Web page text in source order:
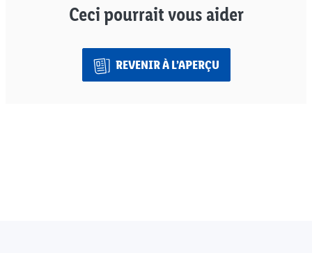
Ceci pourrait vous aider
REVENIR À L’APERÇU